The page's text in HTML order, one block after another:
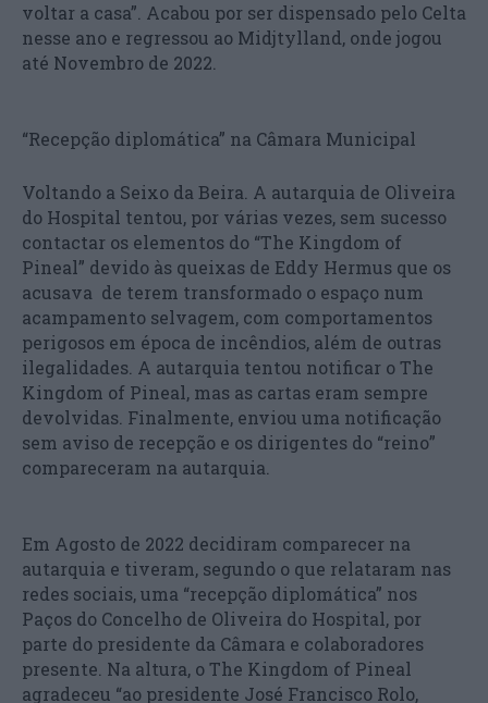
voltar a casa”. Acabou por ser dispensado pelo Celta
nesse ano e regressou ao Midjtylland, onde jogou
até Novembro de 2022.
“Recepção diplomática” na Câmara Municipal
Voltando a Seixo da Beira. A autarquia de Oliveira
do Hospital tentou, por várias vezes, sem sucesso
contactar os elementos do “The Kingdom of
Pineal” devido às queixas de Eddy Hermus que os
acusava de terem transformado o espaço num
acampamento selvagem, com comportamentos
perigosos em época de incêndios, além de outras
ilegalidades. A autarquia tentou notificar o The
Kingdom of Pineal, mas as cartas eram sempre
devolvidas. Finalmente, enviou uma notificação
sem aviso de recepção e os dirigentes do “reino”
compareceram na autarquia.
Em Agosto de 2022 decidiram comparecer na
autarquia e tiveram, segundo o que relataram nas
redes sociais, uma “recepção diplomática” nos
Paços do Concelho de Oliveira do Hospital, por
parte do presidente da Câmara e colaboradores
presente. Na altura, o The Kingdom of Pineal
agradeceu “ao presidente José Francisco Rolo,